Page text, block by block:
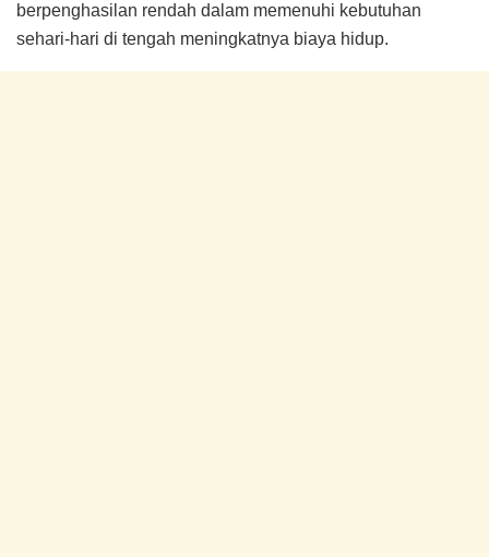
berpenghasilan rendah dalam memenuhi kebutuhan
sehari-hari di tengah meningkatnya biaya hidup.